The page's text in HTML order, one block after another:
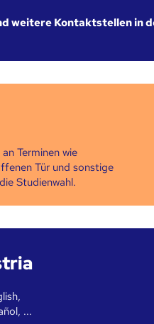
weitere Kontaktstellen in
Terminen wie
Tür und sonstige
Studienwahl.
...